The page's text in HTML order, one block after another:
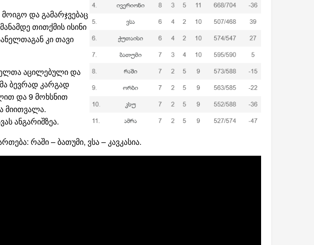
და გამარჯვებაც
თითქმის ისინი
კი თავი
აცილებული და
ბევრად კარგად
და 9 მოხსნით
მიითვალა.
ანგარიშზეა.
რაში – ბათუმი, ვსა – კავკასია.